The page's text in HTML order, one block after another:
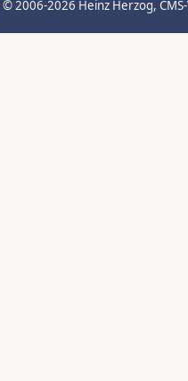
© 2006-2026 Heinz Herzog,